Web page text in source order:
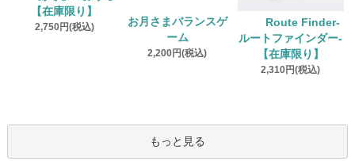
【在庫限り】
2,750円(税込)
お月さまバランスゲ
ーム
2,200円(税込)
Route Finder‐
ルートファインダー‐
【在庫限り】
2,310円(税込)
もっと見る